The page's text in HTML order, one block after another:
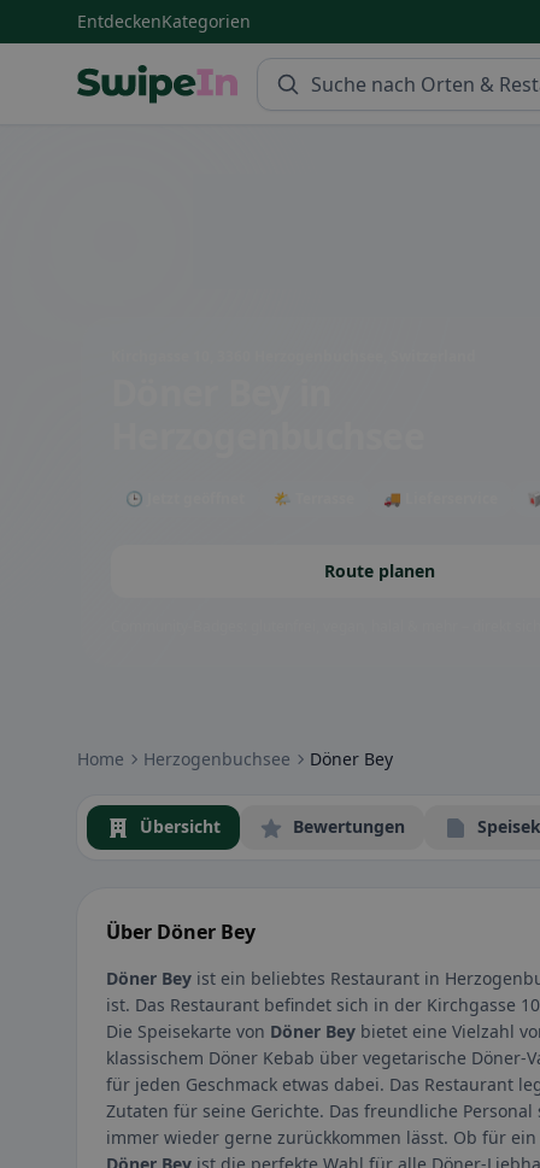
EntdeckenKategorien
🕒 Jetzt geöffnet 🌤 Terrasse 🚚 Lieferservice
Route planen
Home Herzogenbuchsee Döner Bey
Übersicht Bewertungen
Über Döner Bey
Döner Bey ist ein beliebtes Restaurant in
ist. Das Restaurant befindet sich in der Kirchgasse
Die Speisekarte von Döner Bey bietet eine Vielzahl
klassischem Döner Kebab über vegetarische
für jeden Geschmack etwas dabei. Das Restaurant
Zutaten für seine Gerichte. Das freundliche
immer wieder gerne zurückkommen lässt. Ob für